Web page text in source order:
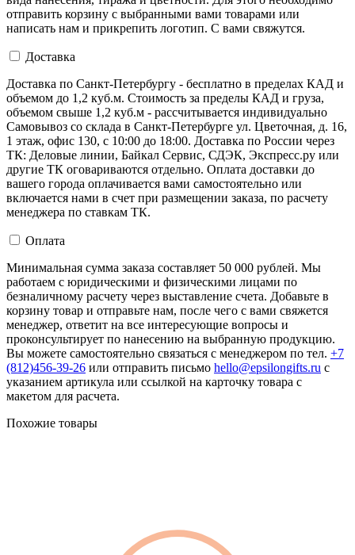
отправить корзину с выбранными вами товарами или
написать нам и прикрепить логотип. С вами свяжутся.
Доставка
Доставка по Санкт-Петербургу - бесплатно в пределах КАД и
объемом до 1,2 куб.м. Стоимость за пределы КАД и груза,
объемом свыше 1,2 куб.м - рассчитывается индивидуально
Самовывоз со склада в Санкт-Петербурге ул. Цветочная, д. 16,
1 этаж, офис 130, с 10:00 до 18:00. Доставка по России через
ТК: Деловые линии, Байкал Сервис, СДЭК, Экспресс.ру или
другие ТК оговариваются отдельно. Оплата доставки до
вашего города оплачивается вами самостоятельно или
включается нами в счет при размещении заказа, по расчету
менеджера по ставкам ТК.
Оплата
Минимальная сумма заказа составляет 50 000 рублей. Мы
работаем с юридическими и физическими лицами по
безналичному расчету через выставление счета. Добавьте в
корзину товар и отправьте нам, после чего с вами свяжется
менеджер, ответит на все интересующие вопросы и
проконсультирует по нанесению на выбранную продукцию.
Вы можете самостоятельно связаться с менеджером по тел. +7
(812)456-39-26 или отправить письмо hello@epsilongifts.ru с
указанием артикула или ссылкой на карточку товара с
макетом для расчета.
Похожие товары